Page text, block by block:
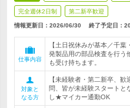
完全週休2日制 第二新卒歓迎
情報更新日：2026/06/30 終了予定日：
仕事内容
【土日祝休みが基本／千
発製品用の部品検査を行う
も受け持ちます。
対象と
なる方
【未経験者・第二新卒、
問、皆が未経験スタート
し★マイカー通勤OK